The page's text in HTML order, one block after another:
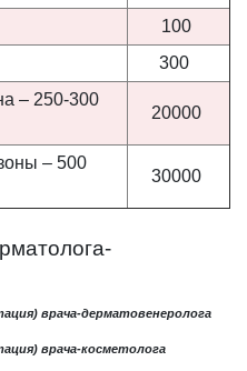
100
300
– 250-300
20000
– 500
30000
врача-дерматовенеролога
врача-косметолога